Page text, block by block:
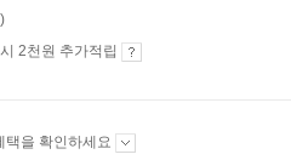
2천원 추가적립
택을 확인하세요